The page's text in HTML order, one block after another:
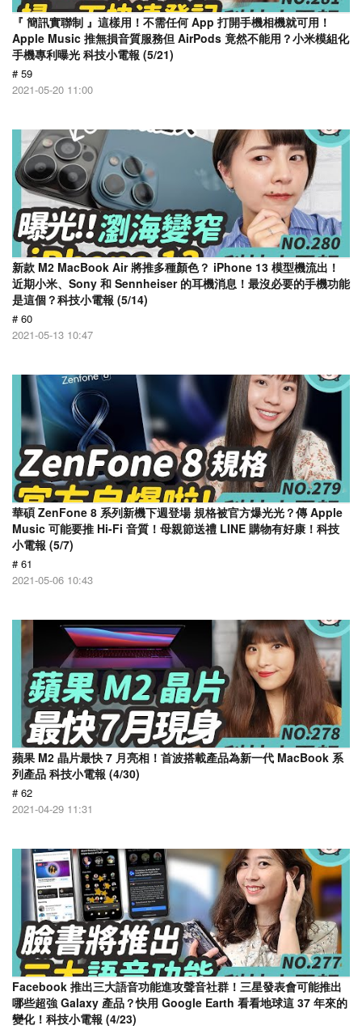
『 簡訊實聯制 』這樣用！不需任何 App 打開手機相機就可用！
Apple Music 推無損音質服務但 AirPods 竟然不能用？小米模組化
手機專利曝光 科技小電報 (5/21)
# 59
2021-05-20 11:00
新款 M2 MacBook Air 將推多種顏色？ iPhone 13 模型機流出！
近期小米、Sony 和 Sennheiser 的耳機消息！最沒必要的手機功能
是這個？科技小電報 (5/14)
# 60
2021-05-13 10:47
華碩 ZenFone 8 系列新機下週登場 規格被官方爆光光？傳 Apple
Music 可能要推 Hi-Fi 音質！母親節送禮 LINE 購物有好康！科技
小電報 (5/7)
# 61
2021-05-06 10:43
蘋果 M2 晶片最快 7 月亮相！首波搭載產品為新一代 MacBook 系
列產品 科技小電報 (4/30)
# 62
2021-04-29 11:31
Facebook 推出三大語音功能進攻聲音社群！三星發表會可能推出
哪些超強 Galaxy 產品？快用 Google Earth 看看地球這 37 年來的
變化！科技小電報 (4/23)